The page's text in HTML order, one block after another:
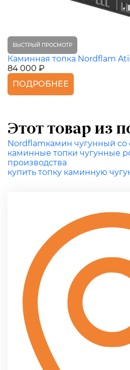
БЫСТРЫЙ ПРОСМОТР
Каминная топка Nordflam
84 000 ₽
ПОДРОБНЕЕ
Этот товар из
Nordflamкамин чугунный со
каминные топки чугунные
производства
купить топку каминную